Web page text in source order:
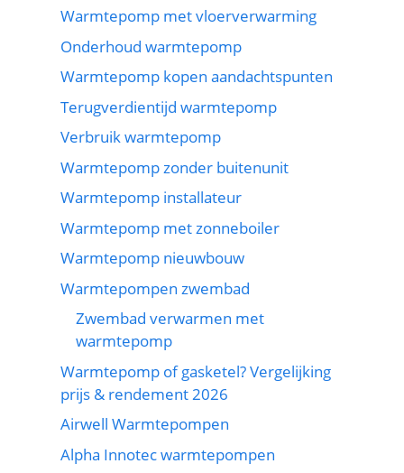
Warmtepomp met vloerverwarming
Onderhoud warmtepomp
Warmtepomp kopen aandachtspunten
Terugverdientijd warmtepomp
Verbruik warmtepomp
Warmtepomp zonder buitenunit
Warmtepomp installateur
Warmtepomp met zonneboiler
Warmtepomp nieuwbouw
Warmtepompen zwembad
Zwembad verwarmen met
warmtepomp
Warmtepomp of gasketel? Vergelijking
prijs & rendement 2026
Airwell Warmtepompen
Alpha Innotec warmtepompen